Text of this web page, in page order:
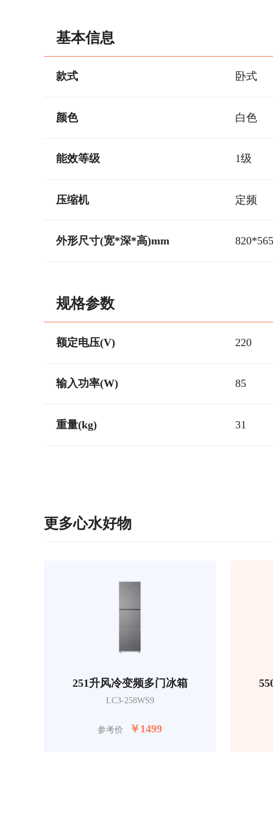
基本信息
款式 卧式
颜色 白色
能效等级 1级
压缩机 定频
外形尺寸(宽*深*高)mm
规格参数
额定电压(V) 220
输入功率(W) 85
重量(kg) 31
更多心水好物
251升风冷变频多门冰箱
LC3-258WS9
参考价 ￥ 1499